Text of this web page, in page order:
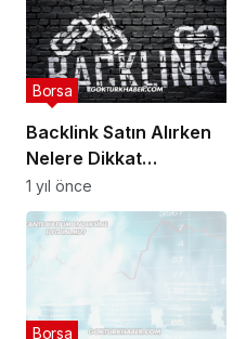
Backlink Satın Alırken
Nelere Dikkat
Edilmelidir?
Borsa
1 yıl önce
Borsa